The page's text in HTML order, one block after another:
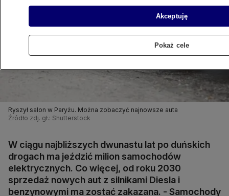
Ryszył salon w Paryżu. Można zobaczyć najnowsze auta
Źródło zdj. gł.: Shutterstock
W ciągu najbliższych dwunastu lat po duńskich
drogach ma jeździć milion samochodów
elektrycznych. Co więcej, od roku 2030
sprzedaż nowych aut z silnikami Diesla i
benzynowymi ma zostać zakazana. - Samochody
Akceptuję
Pokaż cele